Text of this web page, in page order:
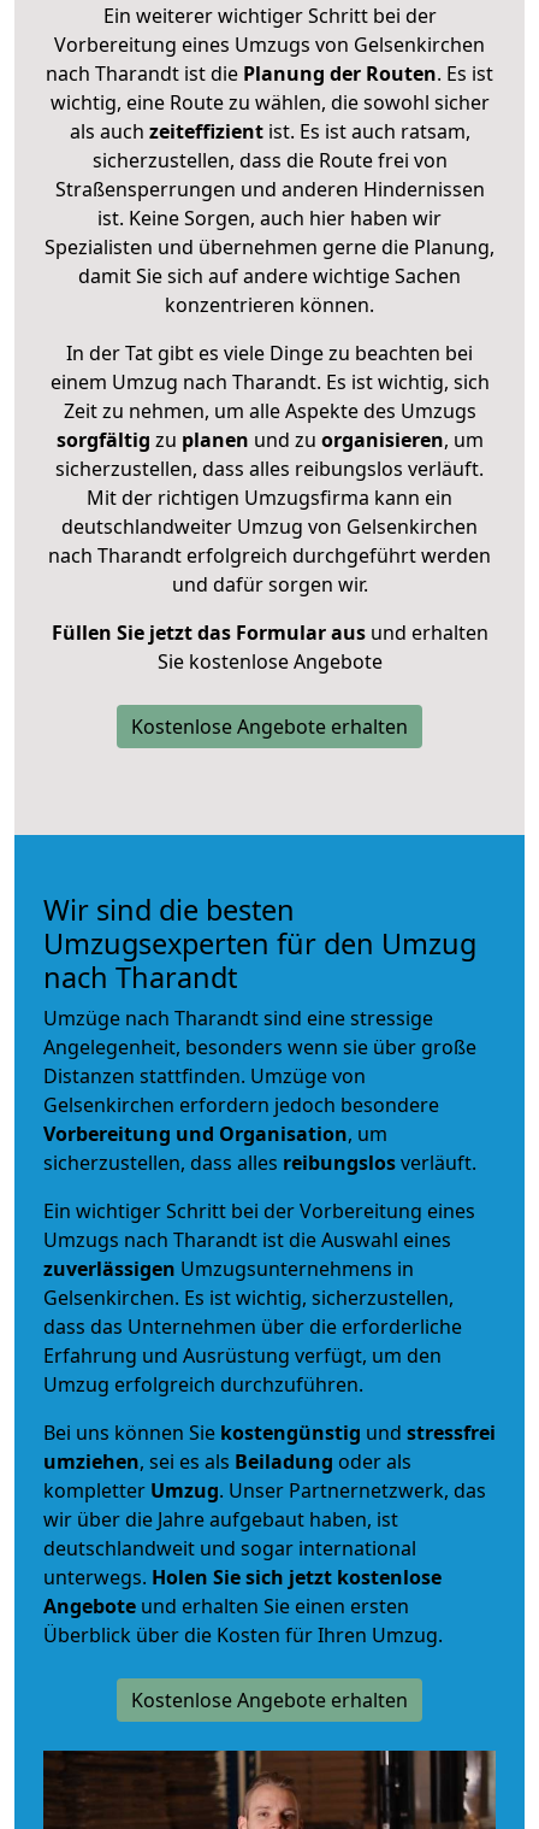
Ein weiterer wichtiger Schritt bei der
Vorbereitung eines Umzugs von Gelsenkirchen
nach Tharandt ist die Planung der Routen. Es ist
wichtig, eine Route zu wählen, die sowohl sicher
als auch zeiteffizientist. Es ist auch ratsam,
sicherzustellen, dass die Route frei von
Straßensperrungen und anderen Hindernissen
ist. Keine Sorgen, auch hier haben wir
Spezialisten und übernehmen gerne die Planung,
damit Sie sich auf andere wichtige Sachen
konzentrieren können.
In der Tat gibt es viele Dinge zu beachten bei
einem Umzug nach Tharandt. Es ist wichtig, sich
Zeit zu nehmen, um alle Aspekte des Umzugs
sorgfältig zu planen und zu organisieren, um
sicherzustellen, dass alles reibungslos verläuft.
Mit der richtigen Umzugsfirma kann ein
deutschlandweiter Umzug von Gelsenkirchen
nach Tharandt erfolgreich durchgeführt werden
und dafür sorgen wir.
Füllen Sie jetzt das Formular ausund erhalten
Sie kostenlose Angebote
Kostenlose Angebote erhalten
Wir sind die besten
Umzugsexperten für den Umzug
nach Tharandt
Umzüge nach Tharandt sind eine stressige
Angelegenheit, besonders wenn sie über große
Distanzen stattfinden. Umzüge von
Gelsenkirchen erfordern jedoch besondere
Vorbereitung und Organisation, um
sicherzustellen, dass alles reibungslosverläuft.
Ein wichtiger Schritt bei der Vorbereitung eines
Umzugs nach Tharandt ist die Auswahl eines
zuverlässigen Umzugsunternehmens in
Gelsenkirchen. Es ist wichtig, sicherzustellen,
dass das Unternehmen über die erforderliche
Erfahrung und Ausrüstung verfügt, um den
Umzug erfolgreich durchzuführen.
Bei uns können Sie kostengünstig und stressfrei
umziehen, sei es als Beiladung oder als
kompletter Umzug. Unser Partnernetzwerk, das
wir über die Jahre aufgebaut haben, ist
deutschlandweit und sogar international
unterwegs. Holen Sie sich jetzt kostenlose
Angebote und erhalten Sie einen ersten
Überblick über die Kosten für Ihren Umzug.
Kostenlose Angebote erhalten